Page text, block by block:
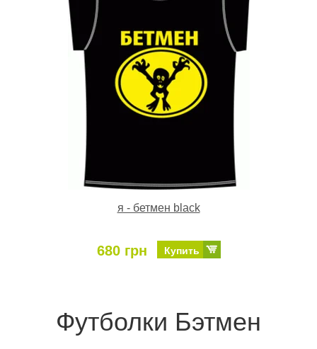
я - бетмен black
680 грн Купить
Футболки Бэтмен